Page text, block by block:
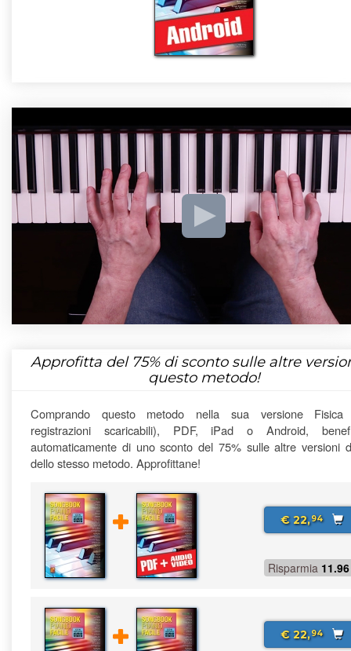
Approfitta del 75%di sconto sulle altre
questo metodo!
Comprando questo metodo nella sua versione Fisica
registrazioni scaricabili), PDF, iPad o Android,
automaticamente di uno sconto del 75% sulle altre versioni
dello stesso metodo. Approfittane!
€ 22,94
Risparmia 11.96
€ 22,94